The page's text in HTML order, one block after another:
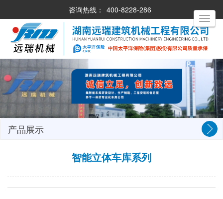
咨询热线： 400-8228-286
产品展示
智能立体车库系列
Toggle